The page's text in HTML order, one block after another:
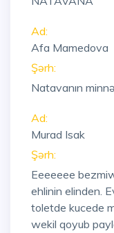
Ad:
Afa Mamedova
Şərh:
Natavanın
Ad:
Murad Isak
Şərh:
Eeeeeee
ehlinin elinden.
toletde kucede
wekil qoyub